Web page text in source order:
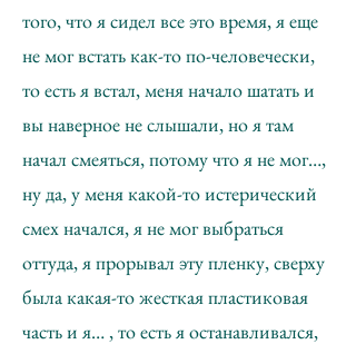
того, что я сидел все это время, я еще
не мог встать как-то по-человечески,
то есть я встал, меня начало шатать и
вы наверное не слышали, но я там
начал смеяться, потому что я не мог…,
ну да, у меня какой-то истерический
смех начался, я не мог выбраться
оттуда, я прорывал эту пленку, сверху
была какая-то жесткая пластиковая
часть и я… , то есть я останавливался,